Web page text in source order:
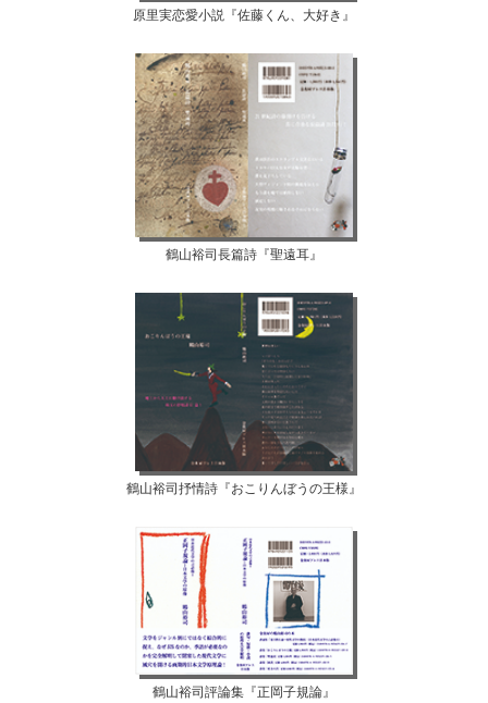
原里実恋愛小説『佐藤くん、大好き』
鶴山裕司長篇詩『聖遠耳』
鶴山裕司抒情詩『おこりんぼうの王様』
鶴山裕司評論集『正岡子規論』